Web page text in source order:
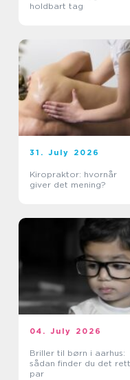
holdbart tag
31. July 2026
Kiropraktor: hvornår
giver det mening?
04. July 2026
Briller til børn i aarhus:
sådan finder du det
par